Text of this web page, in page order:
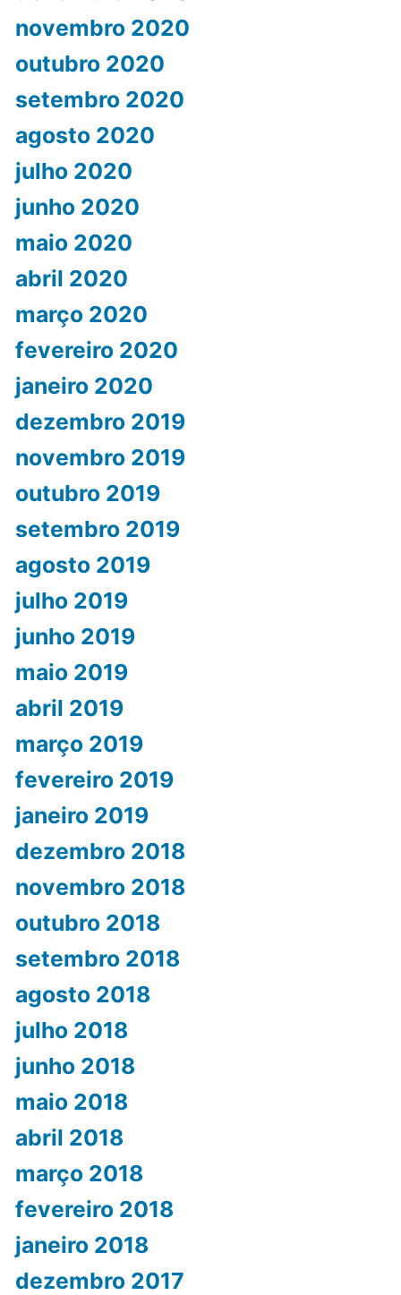
novembro 2020
outubro 2020
setembro 2020
agosto 2020
julho 2020
junho 2020
maio 2020
abril 2020
março 2020
fevereiro 2020
janeiro 2020
dezembro 2019
novembro 2019
outubro 2019
setembro 2019
agosto 2019
julho 2019
junho 2019
maio 2019
abril 2019
março 2019
fevereiro 2019
janeiro 2019
dezembro 2018
novembro 2018
outubro 2018
setembro 2018
agosto 2018
julho 2018
junho 2018
maio 2018
abril 2018
março 2018
fevereiro 2018
janeiro 2018
dezembro 2017